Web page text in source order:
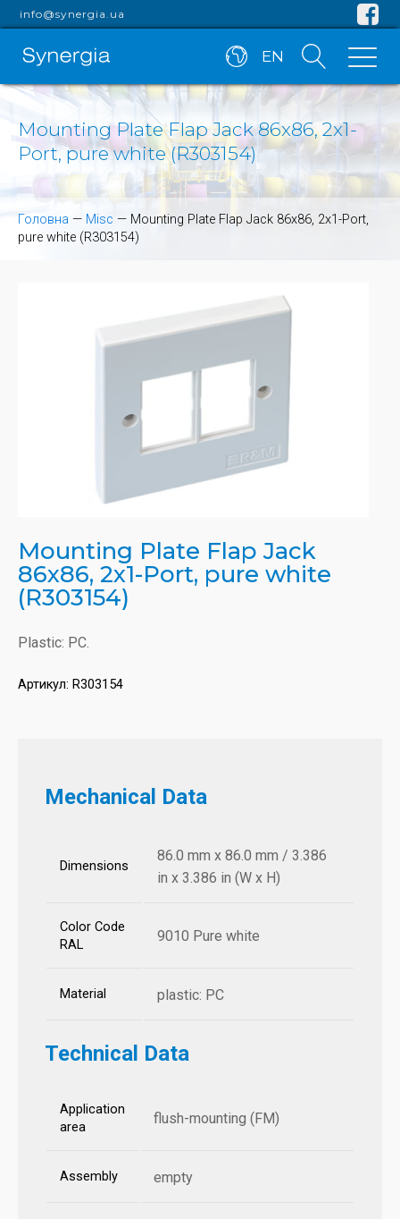
info@synergia.ua
EN
Mounting Plate Flap Jack 86x86, 2x1-
Port, pure white (R303154)
Головна — Misc — Mounting Plate Flap Jack 86x86, 2x1-Port,
pure white (R303154)
Mounting Plate Flap Jack
86x86, 2x1-Port, pure white
(R303154)
Plastic: PC.
Артикул: R303154
Mechanical Data
Dimensions
86.0 mm x 86.0 mm / 3.386
in x 3.386 in (W x H)
Color Code
RAL
9010 Pure white
Material plastic: PC
Technical Data
Application
area
flush-mounting (FM)
Assembly empty